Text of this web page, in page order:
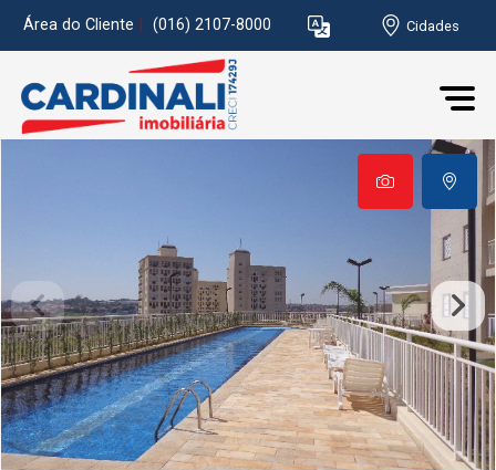
Área do Cliente (016) 2107-8000 Cidades